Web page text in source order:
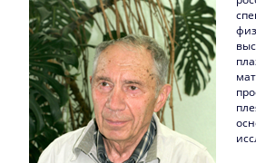
развитие института
Сотрудники ИЯФ – ветераны Великой
войны